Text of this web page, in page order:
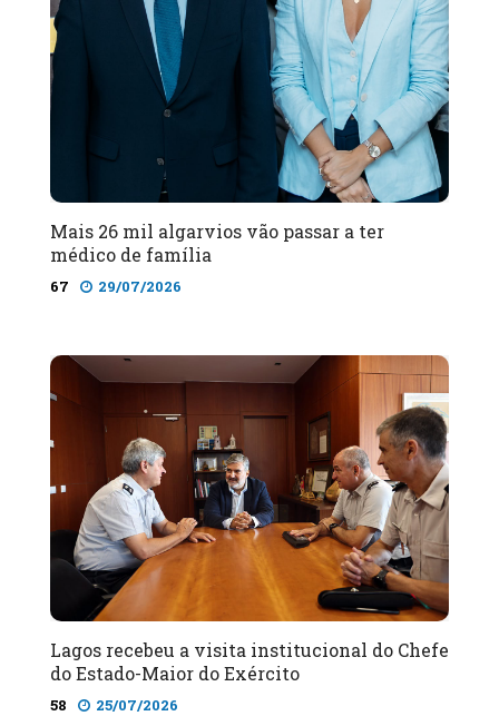
Mais 26 mil algarvios vão passar a ter
médico de família
67 29/07/2026
Lagos recebeu a visita institucional do Chefe
do Estado-Maior do Exército
58 25/07/2026